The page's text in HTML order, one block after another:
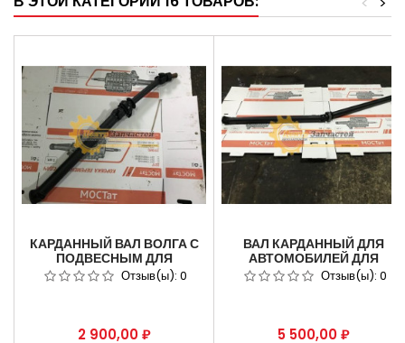
КАРДАННЫЙ ВАЛ ВОЛГА С
ПОДВЕСНЫМ ДЛЯ
АВТОМОБИЛЯ ГАЗ 3110,
31105.
Отзыв(ы): 0
Цена
2 900,00 ₽
ВАЛ КАРДАННЫЙ ДЛЯ
АВТОМОБИЛЕЙ ДЛЯ
АВТОМОБИЛЯ ГАЗ 2217
БИЗНЕС 2217-2200010-02.
Отзыв(ы): 0
Цена
5 500,00 ₽